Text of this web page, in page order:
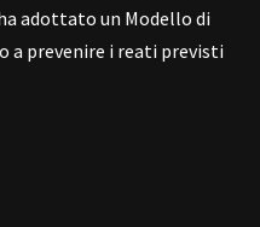
adottato un Modello di
a prevenire i reati previsti